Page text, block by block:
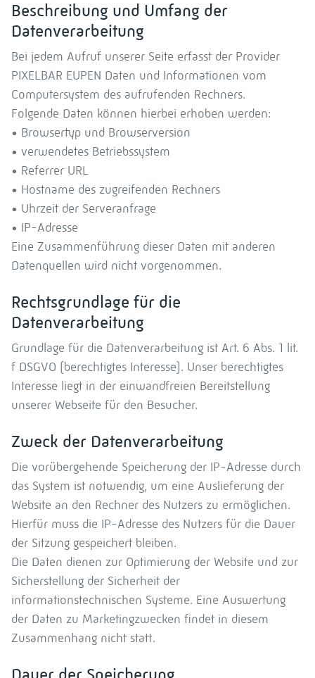
Beschreibung und Umfang der
Datenverarbeitung
Bei jedem Aufruf unserer Seite erfasst der Provider
PIXELBAR EUPEN Daten und Informationen vom
Computersystem des aufrufenden Rechners.
Folgende Daten können hierbei erhoben werden:
• Browsertyp und Browserversion
• verwendetes Betriebssystem
• Referrer URL
• Hostname des zugreifenden Rechners
• Uhrzeit der Serveranfrage
• IP-Adresse
Eine Zusammenführung dieser Daten mit anderen
Datenquellen wird nicht vorgenommen.
Rechtsgrundlage für die
Datenverarbeitung
Grundlage für die Datenverarbeitung ist Art. 6 Abs. 1 lit.
f DSGVO (berechtigtes Interesse). Unser berechtigtes
Interesse liegt in der einwandfreien Bereitstellung
unserer Webseite für den Besucher.
Zweck der Datenverarbeitung
Die vorübergehende Speicherung der IP-Adresse durch
das System ist notwendig, um eine Auslieferung der
Website an den Rechner des Nutzers zu ermöglichen.
Hierfür muss die IP-Adresse des Nutzers für die Dauer
der Sitzung gespeichert bleiben.
Die Daten dienen zur Optimierung der Website und zur
Sicherstellung der Sicherheit der
informationstechnischen Systeme. Eine Auswertung
der Daten zu Marketingzwecken findet in diesem
Zusammenhang nicht statt.